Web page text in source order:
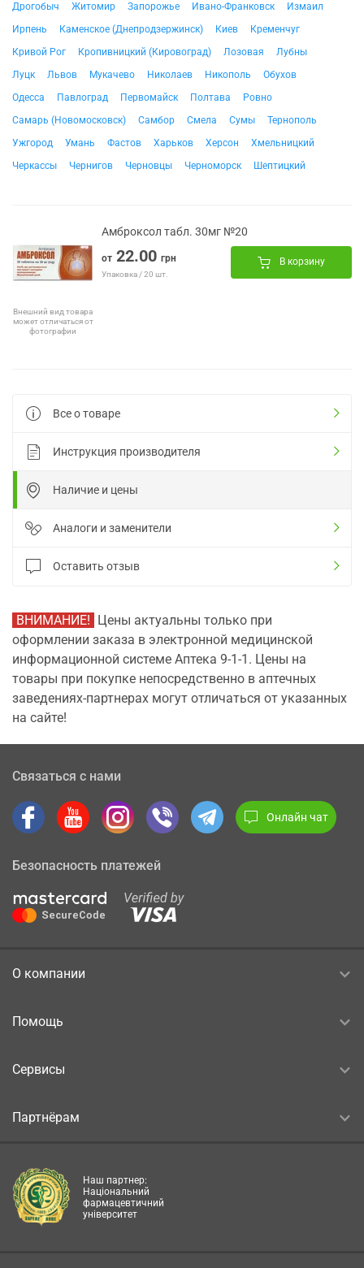
Дрогобыч
Житомир Запорожье Ивано-Франковск
Измаил
Ирпень
Каменское (Днепродзержинск) Киев
Кременчуг
Кривой Рог
Кропивницкий (Кировоград) Лозовая
Лубны
Луцк
Львов Мукачево Николаев Никополь
Обухов
Одесса
Павлоград Первомайск Полтава
Ровно
Самарь (Новомосковск)
Самбор Смела Сумы
Тернополь
Ужгород
Умань Фастов Харьков Херсон
Хмельницкий
Черкассы
Чернигов Черновцы Черноморск Шептицкий
Внешний вид товара
может отличаться от
фотографии
Амброксол табл. 30мг №20
от 22.00 грн
Упаковка / 20 шт.
В корзину
Все о товаре
Инструкция производителя
Наличие и цены
Аналоги и заменители
Оставить отзыв
ВНИМАНИЕ! Цены актуальны только при
оформлении заказа в электронной медицинской
информационной системе Аптека 9-1-1. Цены на
товары при покупке непосредственно в аптечных
заведениях-партнерах могут отличаться от указанных
на сайте!
Связаться с нами
Онлайн чат
Безопасность платежей
О компании
Помощь
Сервисы
Партнёрам
Наш партнер:
Національний
фармацевтичний
університет